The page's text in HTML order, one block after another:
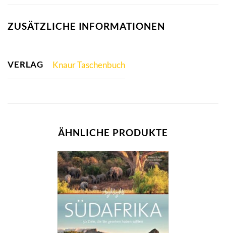
ZUSÄTZLICHE INFORMATIONEN
VERLAG Knaur Taschenbuch
ÄHNLICHE PRODUKTE